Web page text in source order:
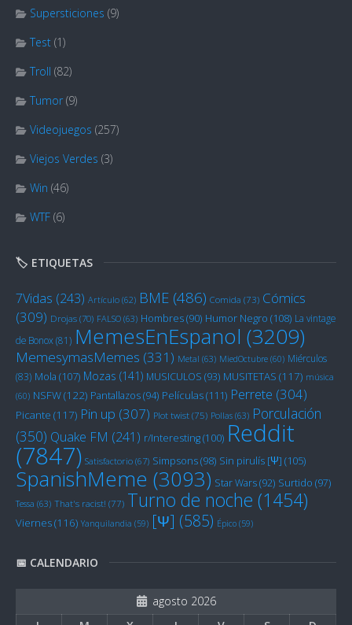
Supersticiones (9)
Test (1)
Troll (82)
Tumor (9)
Videojuegos (257)
Viejos Verdes (3)
Win (46)
WTF (6)
🏷️ ETIQUETAS
7Vidas (243) Artículo (62) BME (486) Comida (73) Cómics
(309) Drojas (70) FALSO (63) Hombres(90) Humor Negro (108) La vintage
de Bonox(81) MemesEnEspanol (3209)
MemesymasMemes (331) Metal (63) MiedOctubre (60) Miérculos
(83) Mola (107) Mozas (141) MUSICULOS (93) MUSITETAS (117) música
(60) NSFW(122) Pantallazos(94) Películas(111) Perrete (304)
Picante (117) Pin up (307) Plot twist (75) Pollas (63) Porculación
(350) Quake FM (241) r/Interesting(100) Reddit
(7847) Satisfactorio (67) Simpsons(98) Sin pirulís [Ψ] (105)
SpanishMeme (3093) Star Wars(92) Surtido (97)
Tessa (63) That's racist! (77) Turno de noche (1454)
Viernes(116) Yanquilandia (59) [Ψ] (585) Épico (59)
📅 CALENDARIO
agosto 2026